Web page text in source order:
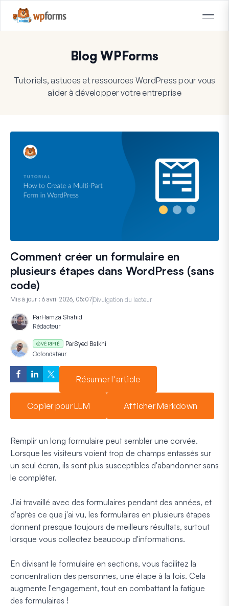
Blog WPForms
Tutoriels, astuces et ressources WordPress pour vous
aider à développer votre entreprise
Comment créer un formulaire en
plusieurs étapes dans WordPress (sans
code)
Mis à jour : 6 avril 2026, 05:07Divulgation du lecteur
ParHamza Shahid
Rédacteur
VÉRIFIÉ ParSyed Balkhi
Cofondateur
Résumer l'article
Copier pour LLM Afficher Markdown
Remplir un long formulaire peut sembler une corvée.
Lorsque les visiteurs voient trop de champs entassés sur
un seul écran, ils sont plus susceptibles d'abandonner sans
le compléter.
J'ai travaillé avec des formulaires pendant des années, et
d'après ce que j'ai vu, les formulaires en plusieurs étapes
donnent presque toujours de meilleurs résultats, surtout
lorsque vous collectez beaucoup d'informations.
En divisant le formulaire en sections, vous facilitez la
concentration des personnes, une étape à la fois. Cela
augmente l'engagement, tout en combattant la fatigue
des formulaires !